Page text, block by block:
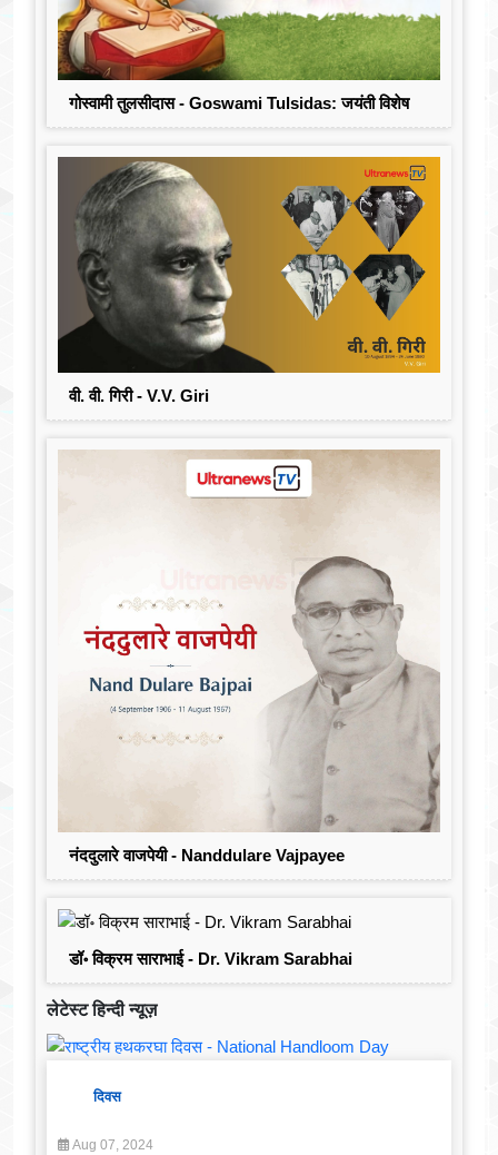
गोस्वामी तुलसीदास - Goswami Tulsidas: जयंती विशेष
वी. वी. गिरी - V.V. Giri
नंददुलारे वाजपेयी - Nanddulare Vajpayee
डॉ॰ विक्रम साराभाई - Dr. Vikram Sarabhai
लेटेस्ट हिन्दी न्यूज़
दिवस
Aug 07, 2024